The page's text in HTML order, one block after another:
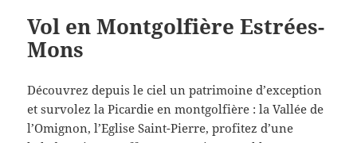
Vol en Montgolfière Estrées-
Mons
Découvrez depuis le ciel un patrimoine d’exception
et survolez la Picardie en montgolfière : la Vallée de
l’Omignon, l’Eglise Saint-Pierre, profitez d’une